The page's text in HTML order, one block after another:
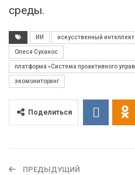
среды.
ИИ искусственный интеллект
Олеся Суханос
платформа «Система проактивного
экомониторинг
Поделиться
ПРЕДЫДУЩИЙ